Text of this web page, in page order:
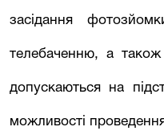
засідання
телебаченню, а також
допускаються на
можливості